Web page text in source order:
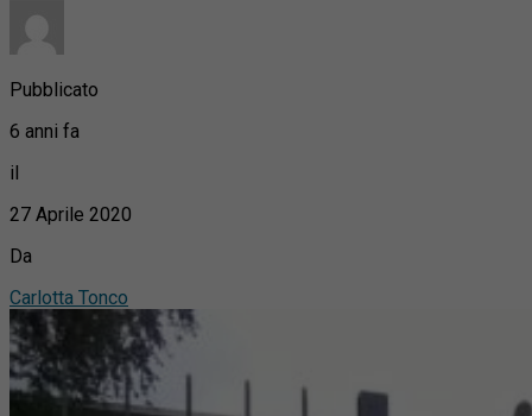
Pubblicato
6 anni fa
il
27 Aprile 2020
Da
Carlotta Tonco